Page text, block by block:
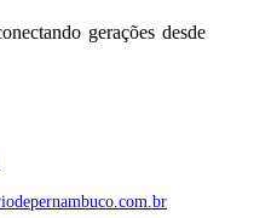
gerações desde
.com.br